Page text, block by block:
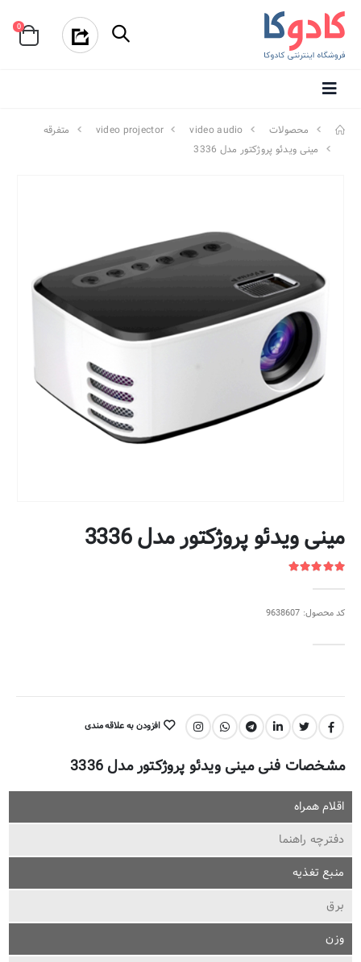
0
محصولات video audio
video projector
متفرقه
مینی ویدئو پروژکتور مدل 3336
مینی ویدئو پروژکتور مدل 3336
کد محصول: 9638607
اشتراک گذاری: افزودن به علاقه مندی
مشخصات فنی مینی ویدئو پروژکتور مدل 3336
اقلام همراه
دفترچه‌ راهنما
منبع تغذیه
برق
وزن